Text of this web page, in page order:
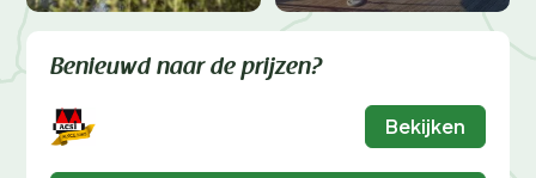
Benieuwd naar de prijzen?
Bekijken